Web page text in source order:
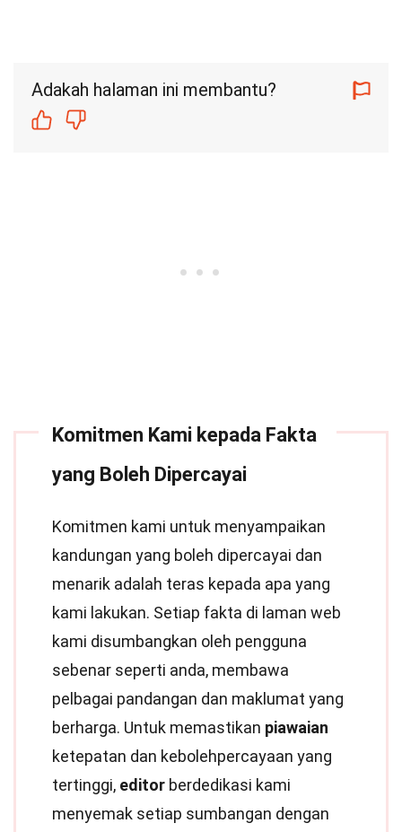
Adakah halaman ini membantu?
Komitmen Kami kepada Fakta
yang Boleh Dipercayai
Komitmen kami untuk menyampaikan
kandungan yang boleh dipercayai dan
menarik adalah teras kepada apa yang
kami lakukan. Setiap fakta di laman web
kami disumbangkan oleh pengguna
sebenar seperti anda, membawa
pelbagai pandangan dan maklumat yang
berharga. Untuk memastikan piawaian
ketepatan dan kebolehpercayaan yang
tertinggi, editor berdedikasi kami
menyemak setiap sumbangan dengan